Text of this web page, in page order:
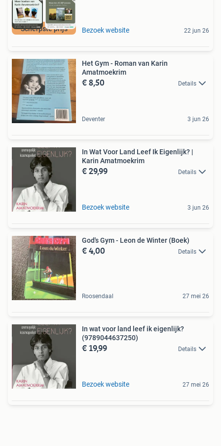
Scherpste prijs Bezoek website 22 jun 26
Het Gym - Roman van Karin
Amatmoekrim
€ 8,50 Details
Deventer 3 jun 26
In Wat Voor Land Leef Ik Eigenlijk? |
Karin Amatmoekrim
€ 29,99 Details
Bezoek website 3 jun 26
God's Gym - Leon de Winter (Boek)
€ 4,00 Details
Roosendaal 27 mei 26
In wat voor land leef ik eigenlijk?
(9789044637250)
€ 19,99 Details
Bezoek website 27 mei 26